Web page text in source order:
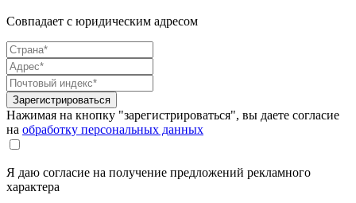
Совпадает с юридическим адресом
Зарегистрироваться
Нажимая на кнопку "зарегистрироваться", вы даете согласие
на обработку персональных данных
Я даю согласие на получение предложений рекламного
характера